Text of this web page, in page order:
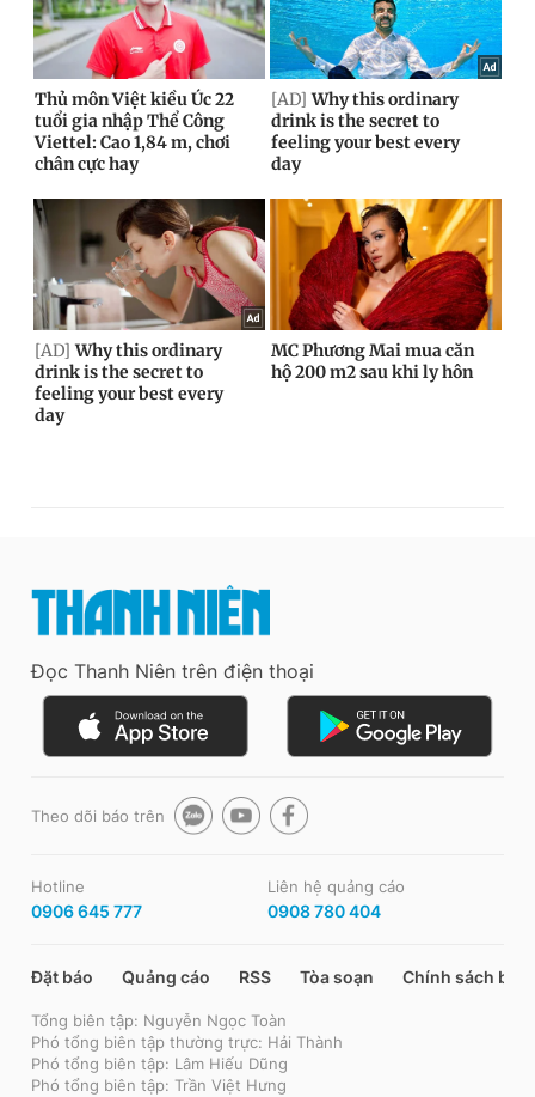
Đọc Thanh Niên trên điện thoại
Theo dõi báo trên
Hotline
0906 645 777
Liên hệ quảng cáo
0908 780 404
Đặt báo Quảng cáo RSS Tòa soạn Chính sách bảo
Tổng biên tập: Nguyễn Ngọc Toàn
Phó tổng biên tập thường trực: Hải Thành
Phó tổng biên tập: Lâm Hiếu Dũng
Phó tổng biên tập: Trần Việt Hưng